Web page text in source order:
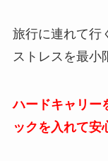
旅行に連れて行
ストレスを最小
ハードキャリー
ックを入れて安